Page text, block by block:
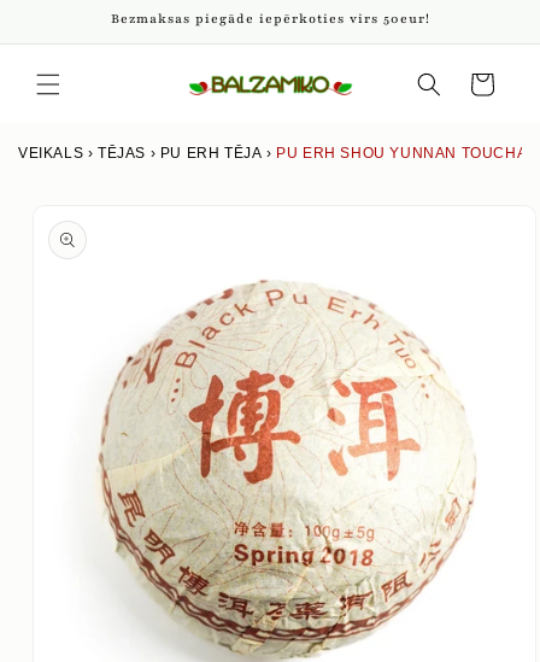
saturu
Bezmaksas piegāde iepērkoties virs 50eur!
grozs
VEIKALS ›TĒJAS › PU ERH TĒJA › PU ERH SHOU YUNNAN TOUCHA,
produkta
informāciju